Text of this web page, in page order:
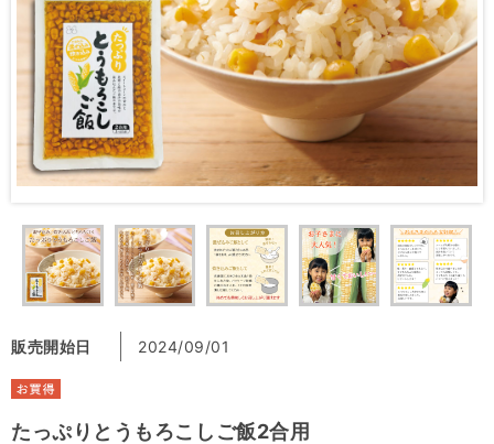
たっぷりとうもろこしご飯2合用
販売開始日 2024/09/01